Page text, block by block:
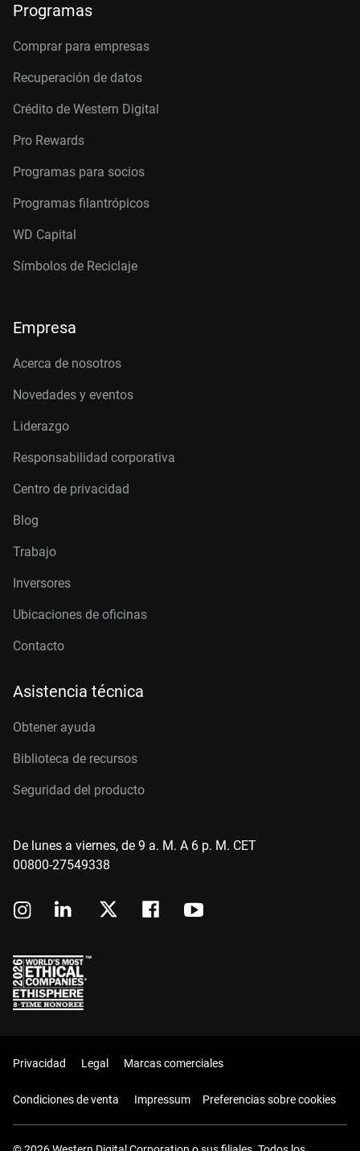
Programas
Comprar para empresas
Recuperación de datos
Crédito de Western Digital
Pro Rewards
Programas para socios
Programas filantrópicos
WD Capital
Símbolos de Reciclaje
Empresa
Acerca de nosotros
Novedades y eventos
Liderazgo
Responsabilidad corporativa
Centro de privacidad
Blog
Trabajo
Inversores
Ubicaciones de oficinas
Contacto
Asistencia técnica
Obtener ayuda
Biblioteca de recursos
Seguridad del producto
De lunes a viernes, de 9 a. M. A 6 p. M. CET
00800-27549338
Privacidad Legal Marcas comerciales
Condiciones de venta Impressum Preferencias sobre cookies